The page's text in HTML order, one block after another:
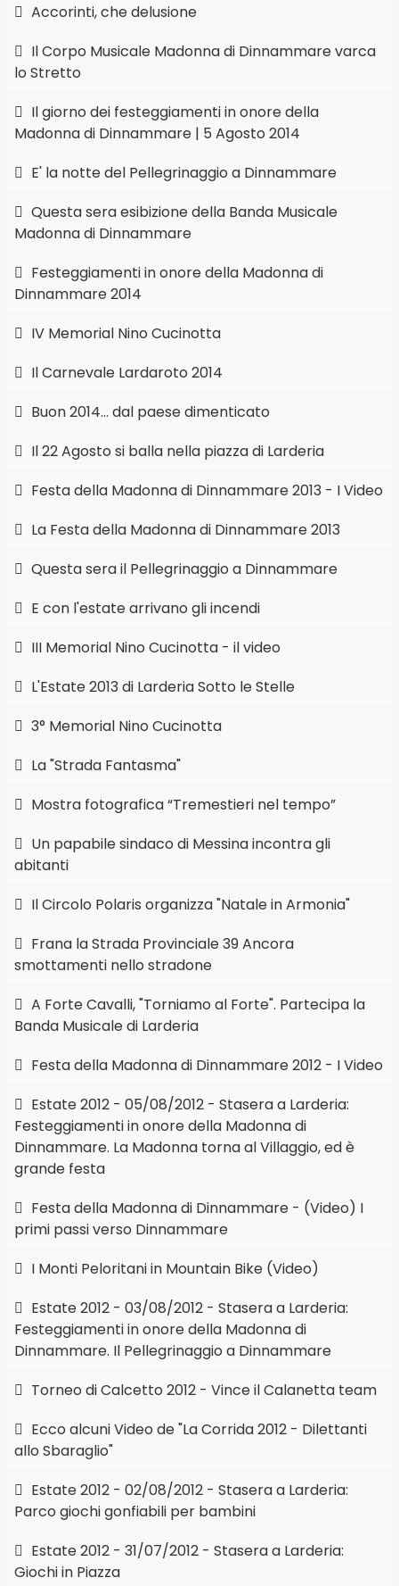
Accorinti, che delusione
Il Corpo Musicale Madonna di Dinnammare varca
lo Stretto
Il giorno dei festeggiamenti in onore della
Madonna di Dinnammare | 5 Agosto 2014
E' la notte del Pellegrinaggio a Dinnammare
Questa sera esibizione della Banda Musicale
Madonna di Dinnammare
Festeggiamenti in onore della Madonna di
Dinnammare 2014
IV Memorial Nino Cucinotta
Il Carnevale Lardaroto 2014
Buon 2014... dal paese dimenticato
Il 22 Agosto si balla nella piazza di Larderia
Festa della Madonna di Dinnammare 2013 - I Video
La Festa della Madonna di Dinnammare 2013
Questa sera il Pellegrinaggio a Dinnammare
E con l'estate arrivano gli incendi
III Memorial Nino Cucinotta - il video
L'Estate 2013 di Larderia Sotto le Stelle
3° Memorial Nino Cucinotta
La "Strada Fantasma"
Mostra fotografica “Tremestieri nel tempo”
Un papabile sindaco di Messina incontra gli
abitanti
Il Circolo Polaris organizza "Natale in Armonia"
Frana la Strada Provinciale 39 Ancora
smottamenti nello stradone
A Forte Cavalli, "Torniamo al Forte". Partecipa la
Banda Musicale di Larderia
Festa della Madonna di Dinnammare 2012 - I Video
Estate 2012 - 05/08/2012 - Stasera a Larderia:
Festeggiamenti in onore della Madonna di
Dinnammare. La Madonna torna al Villaggio, ed è
grande festa
Festa della Madonna di Dinnammare - (Video) I
primi passi verso Dinnammare
I Monti Peloritani in Mountain Bike (Video)
Estate 2012 - 03/08/2012 - Stasera a Larderia:
Festeggiamenti in onore della Madonna di
Dinnammare. Il Pellegrinaggio a Dinnammare
Torneo di Calcetto 2012 - Vince il Calanetta team
Ecco alcuni Video de "La Corrida 2012 - Dilettanti
allo Sbaraglio"
Estate 2012 - 02/08/2012 - Stasera a Larderia:
Parco giochi gonfiabili per bambini
Estate 2012 - 31/07/2012 - Stasera a Larderia:
Giochi in Piazza